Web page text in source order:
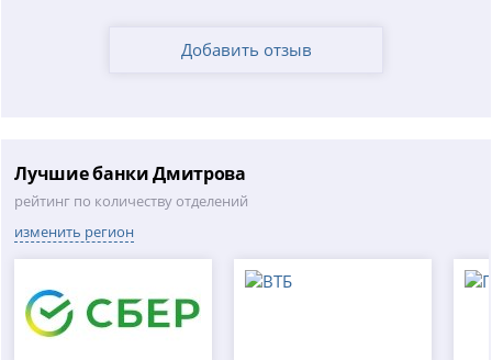
Добавить отзыв
Лучшие банки Дмитрова
рейтинг по количеству отделений
изменить регион